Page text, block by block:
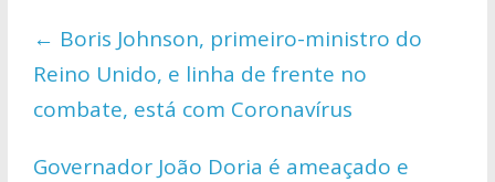
s
A
p
p
b
o
o
k
er y
Li
n
k
e
← Boris Johnson, primeiro-ministro do
Reino Unido, e linha de frente no
combate, está com Coronavírus
Governador João Doria é ameaçado e